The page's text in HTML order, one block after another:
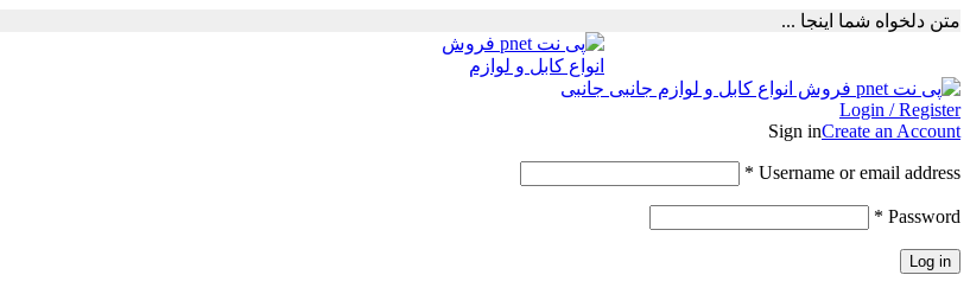
متن دلخواه شما اینجا ...
Login / Register
Sign inCreate an Account
Username or email address
*
Password
*
Log in